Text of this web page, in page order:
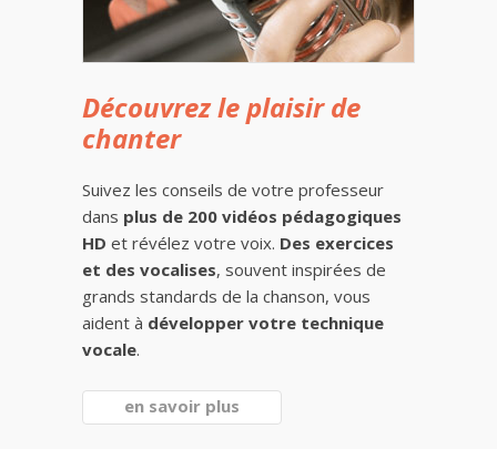
Découvrez le plaisir de
chanter
Suivez les conseils de votre professeur
dans plus de 200 vidéos pédagogiques
HD et révélez votre voix. Des exercices
et des vocalises, souvent inspirées de
grands standards de la chanson, vous
aident à développer votre technique
vocale.
en savoir plus